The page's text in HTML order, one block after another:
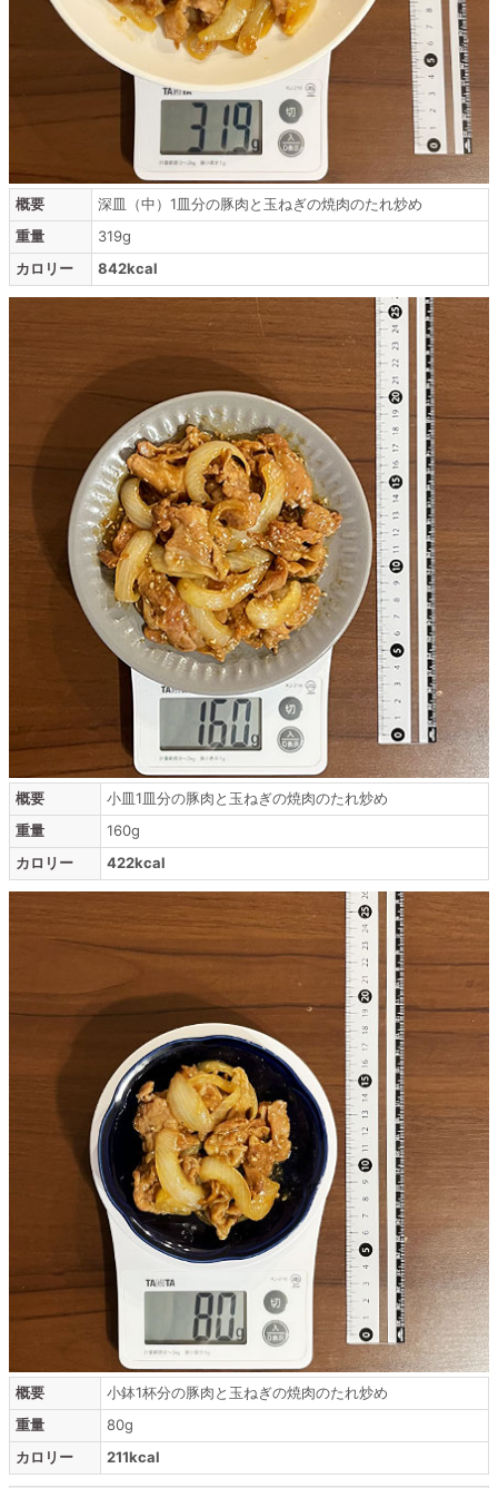
概要
深皿（中）1皿分の豚肉と玉ねぎの焼肉のたれ炒め
重量
319g
カロリー
842kcal
概要
小皿1皿分の豚肉と玉ねぎの焼肉のたれ炒め
重量
160g
カロリー
422kcal
概要
小鉢1杯分の豚肉と玉ねぎの焼肉のたれ炒め
重量
80g
カロリー
211kcal